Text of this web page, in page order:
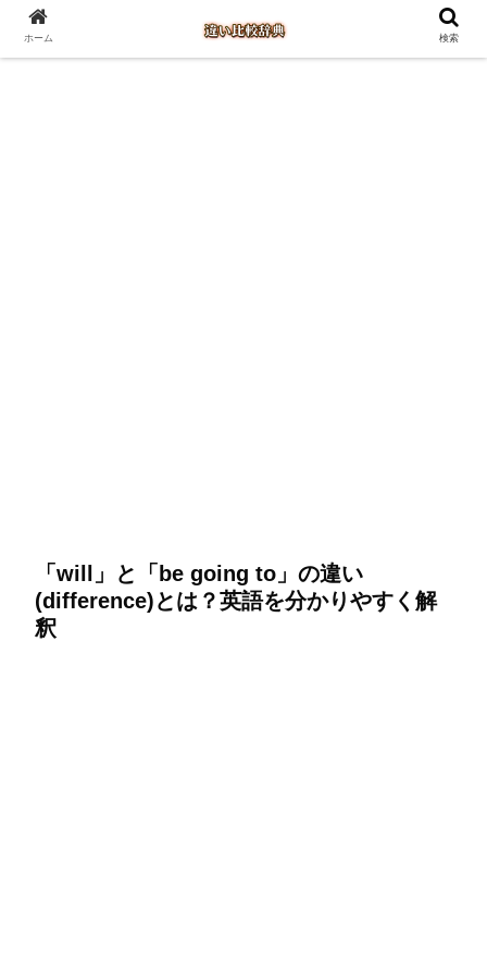
「will」と「be going to」の違い
(difference)とは？英語を分かりやすく解
釈
ホーム 検索